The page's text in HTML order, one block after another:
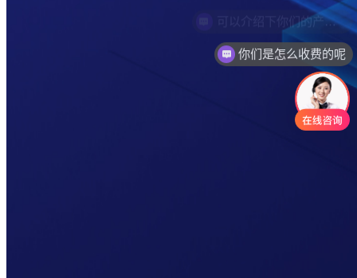
你们是怎么收费的呢